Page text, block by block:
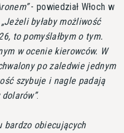
- powiedział Włoch w
Jeżeli byłaby możliwość
to pomyślałbym o tym.
w ocenie kierowców. W
po zaledwie jednym
szybuje i nagle padają
.
bardzo obiecujących